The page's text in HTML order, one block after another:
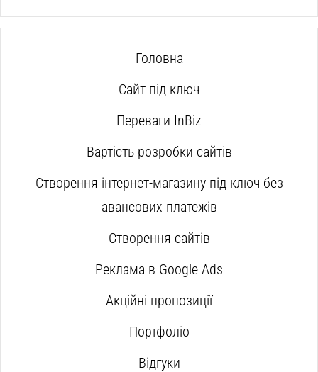
Головна
Сайт під ключ
Переваги InBiz
Вартість розробки сайтів
Створення інтернет-магазину під ключ без
авансових платежів
Створення сайтів
Реклама в Google Ads
Акційні пропозиції
Портфоліо
Відгуки